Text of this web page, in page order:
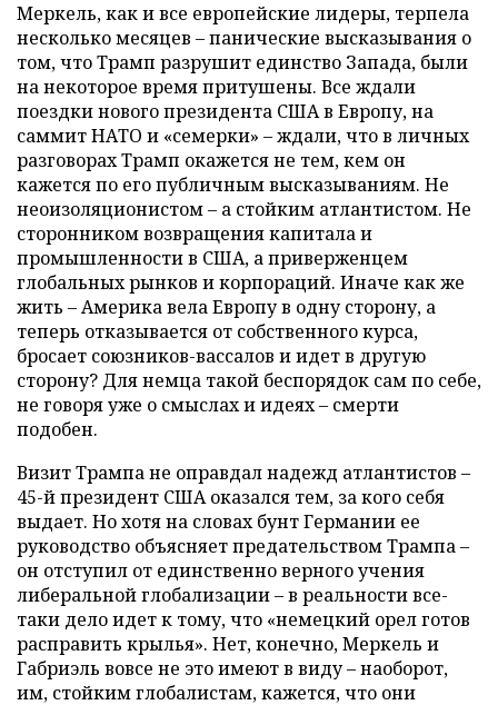
Меркель, как и все европейские лидеры, терпела
несколько месяцев – панические высказывания о
том, что Трамп разрушит единство Запада, были
на некоторое время притушены. Все ждали
поездки нового президента США в Европу, на
саммит НАТО и «семерки» – ждали, что в личных
разговорах Трамп окажется не тем, кем он
кажется по его публичным высказываниям. Не
неоизоляционистом – а стойким атлантистом. Не
сторонником возвращения капитала и
промышленности в США, а приверженцем
глобальных рынков и корпораций. Иначе как же
жить – Америка вела Европу в одну сторону, а
теперь отказывается от собственного курса,
бросает союзников-вассалов и идет в другую
сторону? Для немца такой беспорядок сам по себе,
не говоря уже о смыслах и идеях – смерти
подобен.
Визит Трампа не оправдал надежд атлантистов –
45-й президент США оказался тем, за кого себя
выдает. Но хотя на словах бунт Германии ее
руководство объясняет предательством Трампа –
он отступил от единственно верного учения
либеральной глобализации – в реальности все-
таки дело идет к тому, что «немецкий орел готов
расправить крылья». Нет, конечно, Меркель и
Габриэль вовсе не это имеют в виду – наоборот,
им, стойким глобалистам, кажется, что они